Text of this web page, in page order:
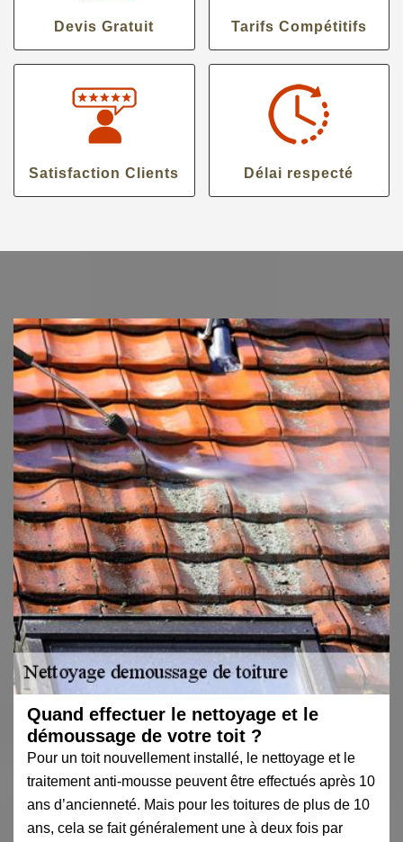
Devis Gratuit Tarifs Compétitifs
Satisfaction Clients Délai respecté
Quand effectuer le nettoyage et le
démoussage de votre toit ?
Pour un toit nouvellement installé, le nettoyage et le
traitement anti-mousse peuvent être effectués après 10
ans d’ancienneté. Mais pour les toitures de plus de 10
ans, cela se fait généralement une à deux fois par